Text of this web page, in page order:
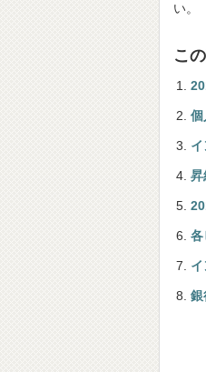
い。
こ
個
昇
各
銀